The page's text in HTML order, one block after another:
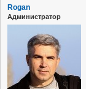
Rogan
Администратор